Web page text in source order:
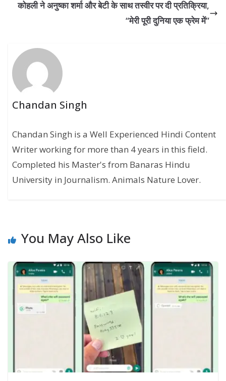
कोहली ने अनुष्का शर्मा और बेटी के साथ तस्वीर पर दी प्रतिक्रिया,
“मेरी पूरी दुनिया एक फ्रेम में”
Chandan Singh
Chandan Singh is a Well Experienced Hindi Content
Writer working for more than 4 years in this field.
Completed his Master's from Banaras Hindu
University in Journalism. Animals Nature Lover.
You May Also Like